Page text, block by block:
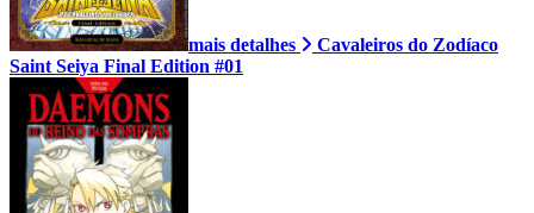
mais detalhes
Cavaleiros do Zodíaco
Saint Seiya Final Edition #01